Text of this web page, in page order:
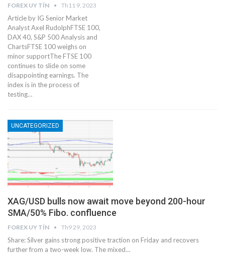
FOREX UY TÍN Th11 9, 2023
Article by IG Senior Market
Analyst Axel RudolphFTSE 100,
DAX 40, S&P 500 Analysis and
Charts​​​FTSE 100 weighs on
minor support​The FTSE 100
continues to slide on some
disappointing earnings. ​The
index is in the process of
testing…
UNCATEGORIZED
XAG/USD bulls now await move beyond 200-hour
SMA/50% Fibo. confluence
FOREX UY TÍN Th9 29, 2023
Share: Silver gains strong positive traction on Friday and recovers
further from a two-week low. The mixed…